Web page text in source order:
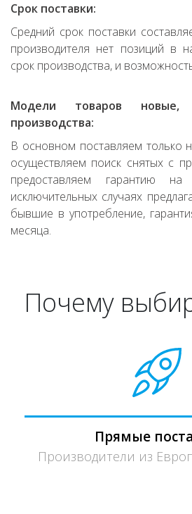
Срок поставки:
Средний срок поставки
производителя нет позиций в
срок производства, и
Модели товаров
производства:
В основном поставляем только
осуществляем поиск снятых с
предоставляем гарантию
исключительных случаях
бывшие в употребление,
месяца.
Почему
Прямые
Производители из